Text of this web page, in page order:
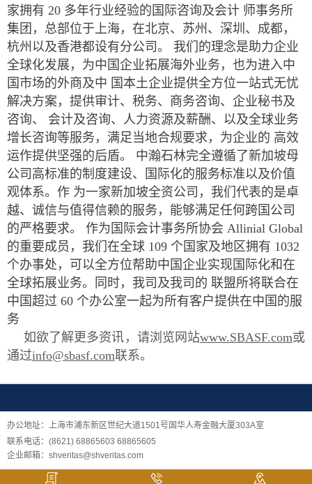
家拥有 20 多年行业经验的国际咨询及会计 师事务所
集团，总部位于上海，在北京、苏州、深圳、成都，
杭州以及香港都设有分公司。 我们的理念是助力企业
全球化发展，为中国企业拓展海外业务，也为进入中
国市场的外商及中 国本土企业提供全方位一站式无忧
解决方案，提供审计、税务、商务咨询、企业秘书及
咨询、 会计及咨询、人力资源及薪酬、以及全球业务
增长咨询等服务，满足当地合规要求，为企业的 高效
运作提供坚强的后盾。 中瀚石林完全遵循了新加坡母
公司高标准的制度建设、国际化的服务标准以及价值
观体系。作 为一家新加坡全资公司，我们代表的是卓
越、诚信与值得信赖的服务，能够满足任何跨国公司
的严格要求。 作为国际会计事务所协会 Allinial Global
的重要成员，我们在全球 109 个国家及地区拥有 1032
个办事处，可以全方位帮助中国企业实现国际化和在
全球拓展业务。同时，我司及我司的 联盟所将联合在
中国超过 60 个办公室一起为所有客户提供在中国的服
务
如欲了解更多资讯，请浏览网站www.SBASF.com或
通过info@sbasf.com联系。
办公地址：上海市浦东新区世纪大道1501号国华人寿金融大厦303A室
联系电话：(8621) 68865603 68865605
企业邮箱：shveritas@shveritas.com